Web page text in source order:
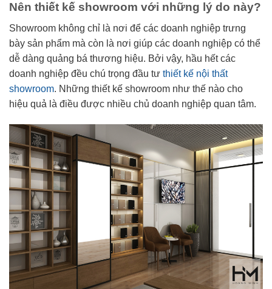
Nên thiết kế showroom với những lý do này?
Showroom không chỉ là nơi để các doanh nghiệp trưng
bày sản phẩm mà còn là nơi giúp các doanh nghiệp có thể
dễ dàng quảng bá thương hiệu. Bởi vậy, hầu hết các
doanh nghiệp đều chú trọng đầu tư thiết kế nội thất
showroom. Những thiết kế showroom như thế nào cho
hiệu quả là điều được nhiều chủ doanh nghiệp quan tâm.